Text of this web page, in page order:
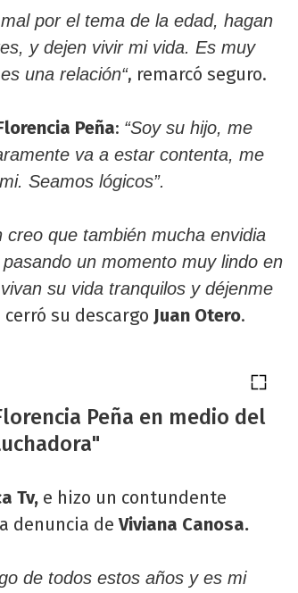
por el tema de la edad, hagan
y dejen vivir mi vida. Es muy
una relación“, remarcó seguro.
Peña: “Soy su hijo, me
va a estar contenta, me
Seamos lógicos”.
que también mucha envidia
un momento muy lindo en
su vida tranquilos y déjenme
cerró su descargo Juan Otero.
Peña en medio del
Tv, e hizo un contundente
denuncia de Viviana Canosa.
de todos estos años y es mi